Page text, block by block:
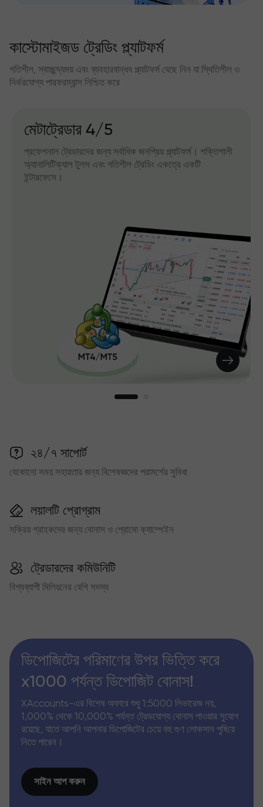
কাস্টোমাইজড ট্রেডিং প্ল্যাটফর্ম
গতিশীল, স্বাচ্ছন্দ্যময় এবং ব্যবহারবান্ধব প্ল্যাটফর্ম বেছে নিন যা স্থিতিশীল ও
নির্ভরযোগ্য পারফরম্যান্স নিশ্চিত করে
মেটাট্রেডার 4/5
প্রফেশনাল ট্রেডারদের জন্য সর্বাধিক জনপ্রিয় প্ল্যাটফর্ম। শক্তিশালী
অ্যানালিটিক্যাল টুলস এবং গতিশীল ট্রেডিং একত্রে একটি
ইন্টারফেসে।
২৪/৭ সাপোর্ট
যেকোনো সময় সহায়তার জন্য বিশেষজ্ঞদের পরামর্শের সুবিধা
লয়ালটি প্রোগ্রাম
সক্রিয় গ্রাহকদের জন্য বোনাস ও প্রোমো ক্যাম্পেইন
ট্রেডারদের কমিউনিটি
বিশ্বব্যাপী মিলিয়নের বেশি সদস্য
ডিপোজিটের পরিমাণের উপর ভিত্তি করে
x1000 পর্যন্ত ডিপোজিট বোনাস!
XAccounts-এর বিশেষ অফারে শুধু 1:5000 লিভারেজ নয়,
1,000% থেকে 10,000% পর্যন্ত ট্রেডযোগ্য বোনাস পাওয়ার সুযোগ
রয়েছে, যাতে আপনি আপনার ডিপোজিটের চেয়ে বহু গুণ লোকসান পুষিয়ে
নিতে পারেন।
সাইন আপ করুন